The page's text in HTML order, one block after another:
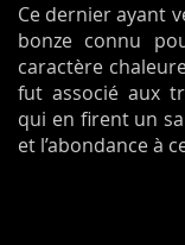
Ce dernier ayant
bonze connu
caractère
fut associé aux
qui en firent un
et l’abondance à